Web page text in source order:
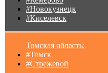
#Новокузнецк
#Киселевск
Томская область:
#Томск
#Стрежевой